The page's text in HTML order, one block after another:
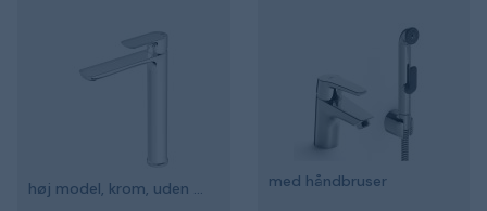
høj model, krom, uden bundventil med håndbruser